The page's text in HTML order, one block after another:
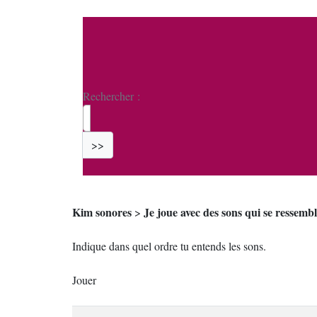
Rechercher :
>>
Kim sonores > Je joue avec des sons qui se
Indique dans quel ordre tu entends les sons.
Jouer